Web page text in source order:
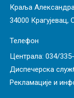
Краља
34000 Крагујевац,
Телефон
Централа: 034/
Диспечерска
Рекламације и